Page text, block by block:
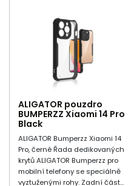
ALIGATOR pouzdro
BUMPERZZ Xiaomi 14 Pro
Black
ALIGATOR Bumperzz Xiaomi 14
Pro, černé Řada dedikovaných
krytů ALIGATOR Bumperzz pro
mobilní telefony se speciálně
vyztuženými rohy. Zadní část...